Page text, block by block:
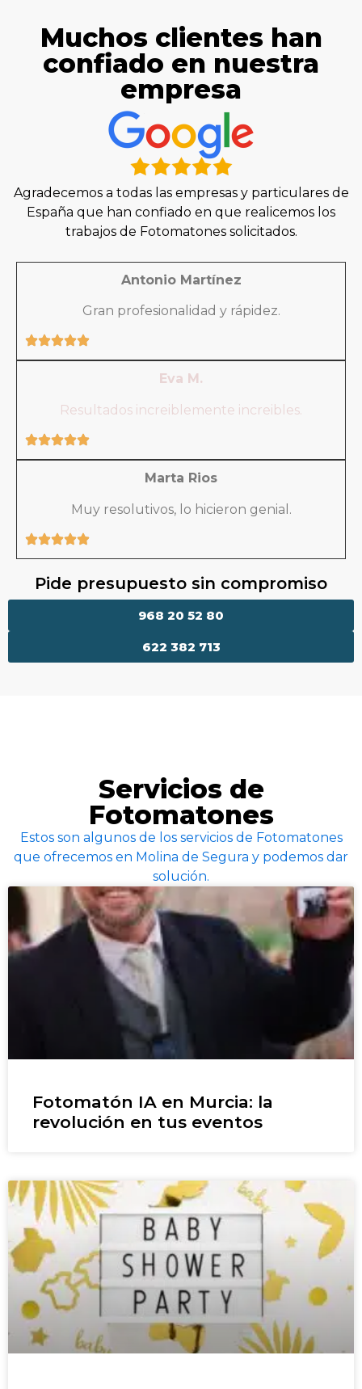
Muchos clientes han
confiado en nuestra
empresa
Agradecemos a todas las empresas y particulares de
España que han confiado en que realicemos los
trabajos de Fotomatones solicitados.
Antonio Martínez
Gran profesionalidad y rápidez.
Eva M.
Resultados increiblemente increibles.
Marta Rios
Muy resolutivos, lo hicieron genial.
Pide presupuesto sin compromiso
622 382 713
968 20 52 80
Servicios de
Fotomatones
Estos son algunos de los servicios de Fotomatones
que ofrecemos en Molina de Segura y podemos dar
solución.
Fotomatón IA en Murcia: la
revolución en tus eventos